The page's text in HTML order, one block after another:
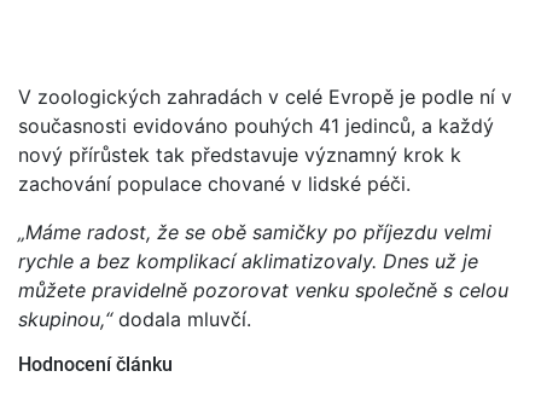
V zoologických zahradách v celé Evropě je podle ní v
současnosti evidováno pouhých 41 jedinců, a každý
nový přírůstek tak představuje významný krok k
zachování populace chované v lidské péči.
„Máme radost, že se obě samičky po příjezdu velmi
rychle a bez komplikací aklimatizovaly. Dnes už je
můžete pravidelně pozorovat venku společně s celou
skupinou,“dodala mluvčí.
Hodnocení článku